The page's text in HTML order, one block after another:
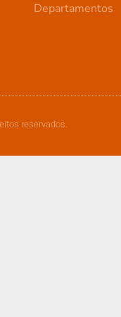
Departamentos
reservados.